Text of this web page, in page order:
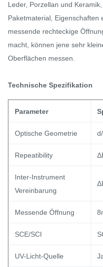
Leder, Porzellan und
Paketmaterial, Eigenschaften
messende rechteckige
macht, können jene sehr
Oberflächen messen.
Technische Spezifikation
Parameter
Optische Geometrie
Repeatibility
Inter-Instrument
Vereinbarung
Messende Öffnung
SCE/SCI
UV-Licht-Quelle